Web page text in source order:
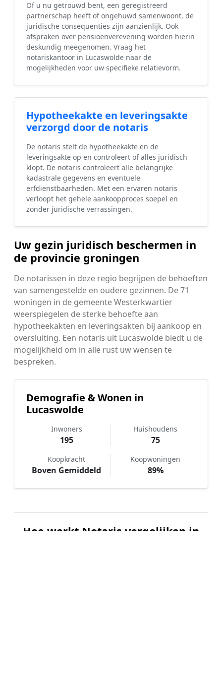
Of u nu getrouwd bent, een geregistreerd
partnerschap heeft of ongehuwd samenwoont, de
juridische consequenties zijn aanzienlijk. Ook
afspraken over pensioenverevening worden hierin
deskundig meegenomen. Vraag het
notariskantoor in Lucaswolde naar de
mogelijkheden voor uw specifieke relatievorm.
Hypotheekakte en leveringsakte
verzorgd door de notaris
De notaris stelt de hypotheekakte en de
leveringsakte op en controleert of alles juridisch
klopt. De notaris controleert alle belangrijke
kadastrale gegevens en eventuele
erfdienstbaarheden. Met een ervaren notaris
verloopt het gehele aankoopproces soepel en
zonder juridische verrassingen.
Uw gezin juridisch beschermen in
de provincie groningen
De notarissen in deze regio begrijpen de behoeften
van samengestelde en oudere gezinnen. De 71
woningen in de gemeente Westerkwartier
weerspiegelen de sterke behoefte aan
hypotheekakten en leveringsakten bij aankoop en
oversluiting. Een notaris uit Lucaswolde biedt u de
mogelijkheid om in alle rust uw wensen te
bespreken.
Demografie & Wonen in
Lucaswolde
Inwoners
195
Huishoudens
75
Koopkracht
Boven Gemiddeld
Koopwoningen
89%
Hoe werkt Notaris vergelijken in